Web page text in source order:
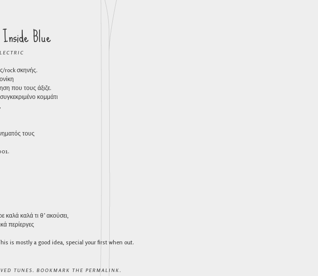
Blue
rock σκηνής.
που τους άξιζε.
κομμάτι
τους
καλά καλά τι θ’ ακούσει,
περίεργες
is mostly a good idea, special your first when out.
TUNES . BOOKMARK THE PERMALINK .